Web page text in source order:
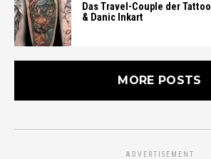
Das Travel-Couple der
& Danic Inkart
MORE POSTS
ADVERTISEMENT